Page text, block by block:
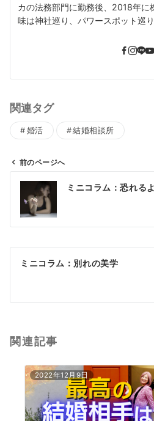
カの法務部門に勤務後、2018年に
味は神社巡り、パワースポット巡り
関連タグ
婚活 結婚相談所
ビ
ン
前のページへ
ミニコラム：恐れる
ミニコラム：別れの美学
関連記事
2022年12月9日